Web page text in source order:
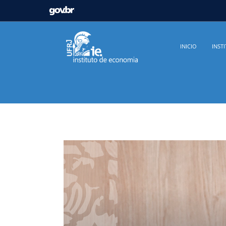
GOVBR
Casa Civil Ministério da Justiça e Segurança
Secretaria de Governo Gabinete de Segurança
INICIO